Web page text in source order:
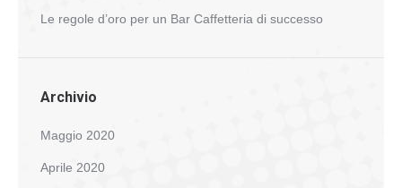
Le regole d’oro per un Bar Caffetteria di successo
Archivio
Maggio 2020
Aprile 2020